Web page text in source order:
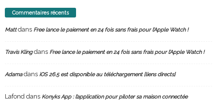
Commentaires récents
Mattdans Free lance le paiement en 24 fois sans frais pour l’Apple Watch !
Travis Klingdans Free lance le paiement en 24 fois sans frais pour l’Apple Watch !
Adamadans iOS 26.5 est disponible au téléchargement [liens directs]
Lafond dans Konyks App : l’application pour piloter sa maison connectée